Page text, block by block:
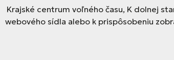
Krajské centrum voľného času, K dolnej
webového sídla alebo k prispôsobeniu